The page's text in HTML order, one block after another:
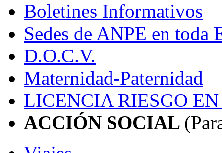
Boletines Informativos
Sedes de ANPE en toda
D.O.C.V.
Maternidad-Paternidad
LICENCIA RIESGO
ACCIÓN SOCIAL